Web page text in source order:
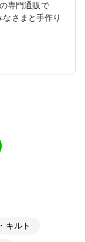
専門通販で
さまと手作り
キルト